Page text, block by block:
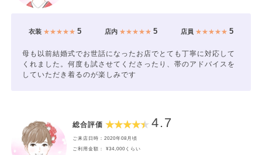
衣装★★★★★ 5 店内★★★★★ 5 店員 ★★★★★5
母も以前結婚式でお世話になったお店でとても丁寧に対応して
くれました。何度も試させてくださったり、帯のアドバイスを
していただき着るのが楽しみです
総合評価 4.7
ご来店日時：2020年08月頃
ご利用金額： ¥34,000くらい